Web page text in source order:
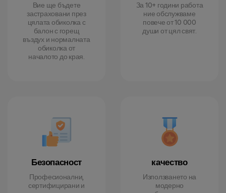
Вие ще бъдете
застраховани през
цялата обиколка с
балон с горещ
въздух и нормалната
обиколка от
началото до края.
За 10+ години работа
ние обслужваме
повече от 10 000
души от цял свят.
Безопасност
Професионални,
сертифицирани и
качество
Използването на
модерно